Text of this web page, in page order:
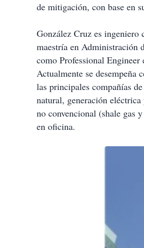
de mitigación, con base en
González Cruz es ingeniero
maestría en Administración
como Professional
Actualmente se
las principales compañías
natural, generación
no convencional (shale gas
en oficina.